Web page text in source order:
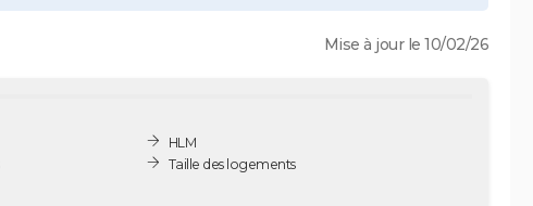
Mise à jour le 10/02/26
HLM
Taille des logements